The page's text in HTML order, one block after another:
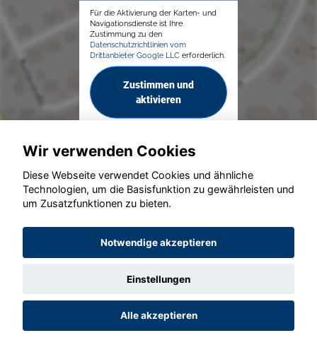
Für die Aktivierung der Karten- und
Navigationsdienste ist Ihre
Zustimmung zu den
Datenschutzrichtlinien vom
Drittanbieter Google LLC erforderlich.
Zustimmen und
aktivieren
© konjunkturmotor.de GmbH 2020 - 2026
Wir verwenden Cookies
Diese Webseite verwendet Cookies und ähnliche
Technologien, um die Basisfunktion zu gewährleisten und
um Zusatzfunktionen zu bieten.
Notwendige akzeptieren
Einstellungen
Alle akzeptieren